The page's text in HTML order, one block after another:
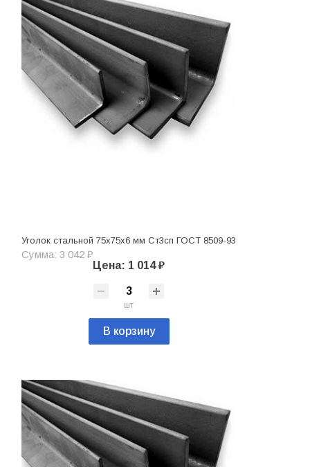
Уголок стальной 75х75х6 мм Ст3сп ГОСТ 8509-93
Сумма: 3 042 ₽
Цена: 1 014 ₽
шт
В корзину